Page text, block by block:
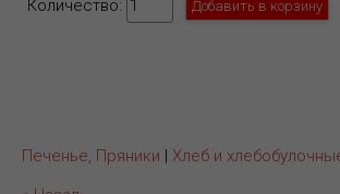
Количество:
Печенье, Пряники | Хлеб и